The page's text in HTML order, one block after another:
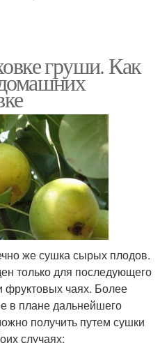
груши. Как
же сушка сырых плодов.
только для последующего
фруктовых чаях. Более
в плане дальнейшего
получить путем сушки
случаях: